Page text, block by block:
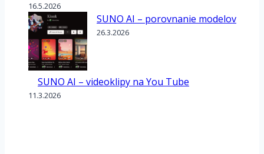
16.5.2026
SUNO AI – porovnanie modelov
26.3.2026
SUNO AI – videoklipy na You Tube
11.3.2026